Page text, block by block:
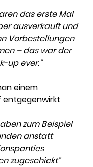
das erste Mal
ausverkauft und
Vorbestellungen
– das war der
up ever.“
einem
entgegenwirkt
zum Beispiel
anstatt
zugeschickt“